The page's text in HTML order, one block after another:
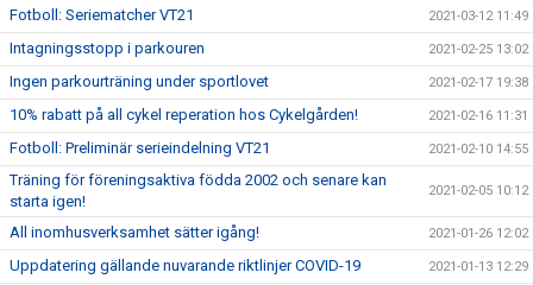
Fotboll: Seriematcher VT21 2021-03-12 11:49
Intagningsstopp i parkouren 2021-02-25 13:02
Ingen parkourträning under sportlovet 2021-02-17 19:38
10% rabatt på all cykel reperation hos Cykelgården! 2021-02-16 11:31
Fotboll: Preliminär serieindelning VT21 2021-02-10 14:55
Träning för föreningsaktiva födda 2002 och senare kan
starta igen!
2021-02-05 10:12
All inomhusverksamhet sätter igång! 2021-01-26 12:02
Uppdatering gällande nuvarande riktlinjer COVID-19 2021-01-13 12:29